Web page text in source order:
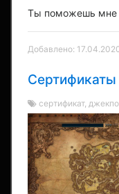
Ты поможешь мне
Добавлено:
сертификат,